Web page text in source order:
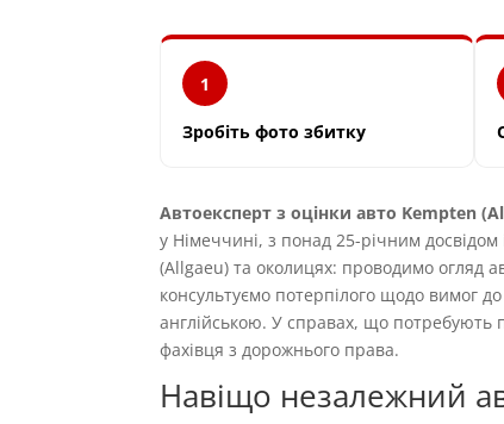
1
Зробіть фото збитку
Автоексперт з оцінки авто Kempten
у Німеччині, з понад 25-річним
(Allgaeu) та околицях: проводимо огляд
консультуємо потерпілого щодо вимог
англійською. У справах, що потребують
фахівця з дорожнього права.
Навіщо незалежний